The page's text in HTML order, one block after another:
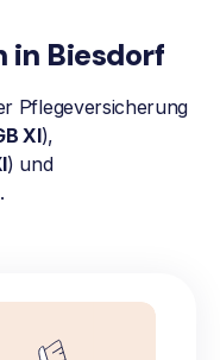
in Biesdorf
Pflegeversicherung
XI),
) und